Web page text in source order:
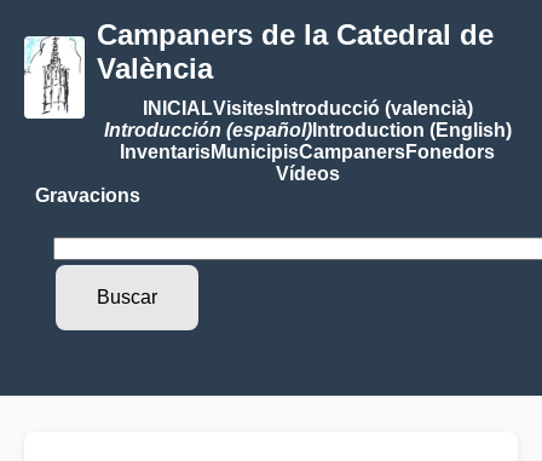
Campaners de la Catedral de
València
INICIALVisitesIntroducció (valencià)
Introducción (español)Introduction (English)
InventarisMunicipisCampanersFonedors
Vídeos
Gravacions